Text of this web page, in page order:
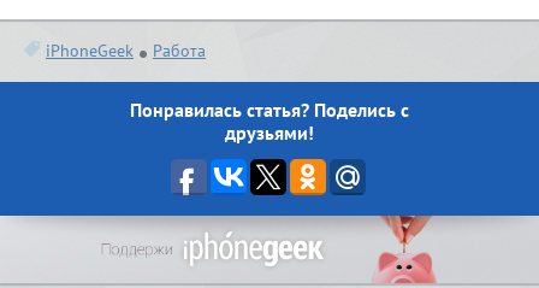
iPhoneGeek Работа
Понравилась статья? Поделись с
друзьями!